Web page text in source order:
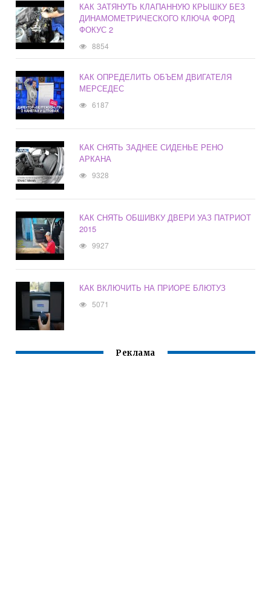
КАК ЗАТЯНУТЬ КЛАПАННУЮ КРЫШКУ БЕЗ
ДИНАМОМЕТРИЧЕСКОГО КЛЮЧА ФОРД
ФОКУС 2
8854
КАК ОПРЕДЕЛИТЬ ОБЪЕМ ДВИГАТЕЛЯ
МЕРСЕДЕС
6187
КАК СНЯТЬ ЗАДНЕЕ СИДЕНЬЕ РЕНО
АРКАНА
9328
КАК СНЯТЬ ОБШИВКУ ДВЕРИ УАЗ ПАТРИОТ
2015
9927
КАК ВКЛЮЧИТЬ НА ПРИОРЕ БЛЮТУЗ
5071
Реклама